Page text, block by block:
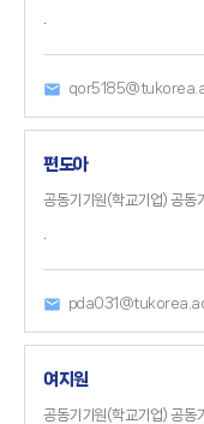
편도아
공동기기원(학교기업) 공동
여지원
공동기기원(학교기업) 공동